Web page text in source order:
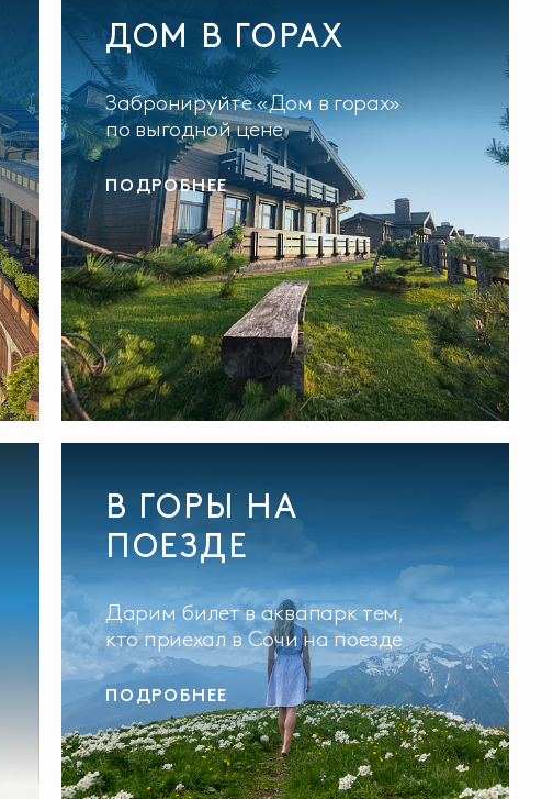
ДОМ В ГОРАХ
Забронируйте «Дом в горах»
по выгодной цене
ПОДРОБНЕЕ
В ГОРЫ НА
ПОЕЗДЕ
Дарим билет в аквапарк тем,
кто приехал в Сочи на поезде
ПОДРОБНЕЕ